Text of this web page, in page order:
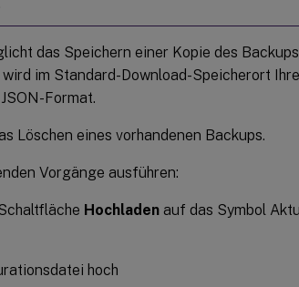
das Speichern einer Kopie des
wird im Standard-Download-Speicherort
Format.
Löschen eines vorhandenen Backups.
Vorgänge ausführen:
Hochladen auf das Symbol
hoch